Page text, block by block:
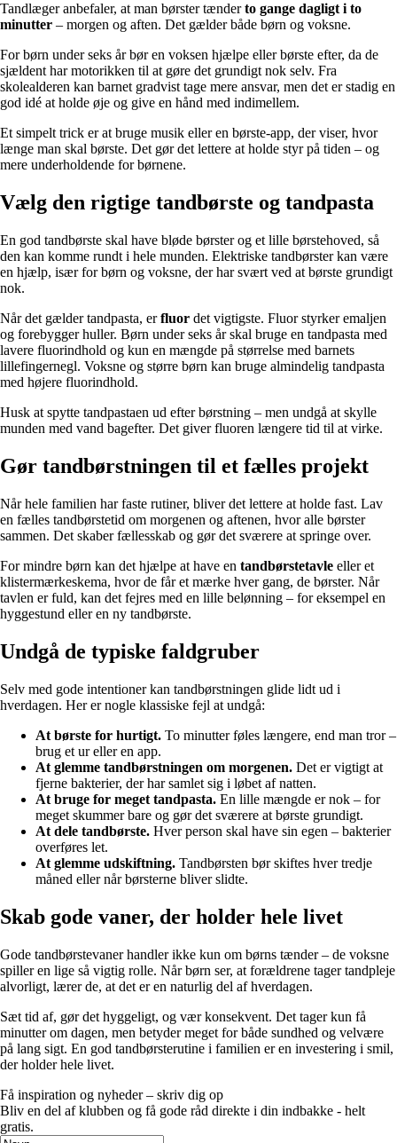
Tandlæger anbefaler, at man børster tænderto gange dagligt i to
minutter – morgen og aften. Det gælder både børn og voksne.
For børn under seks år bør en voksen hjælpe eller børste efter, da de
sjældent har motorikken til at gøre det grundigt nok selv. Fra
skolealderen kan barnet gradvist tage mere ansvar, men det er stadig en
god idé at holde øje og give en hånd med indimellem.
Et simpelt trick er at bruge musik eller en børste-app, der viser, hvor
længe man skal børste. Det gør det lettere at holde styr på tiden – og
mere underholdende for børnene.
Vælg den rigtige tandbørste og tandpasta
En god tandbørste skal have bløde børster og et lille børstehoved, så
den kan komme rundt i hele munden. Elektriske tandbørster kan være
en hjælp, især for børn og voksne, der har svært ved at børste grundigt
nok.
Når det gælder tandpasta, erfluor det vigtigste. Fluor styrker emaljen
og forebygger huller. Børn under seks år skal bruge en tandpasta med
lavere fluorindhold og kun en mængde på størrelse med barnets
lillefingernegl. Voksne og større børn kan bruge almindelig tandpasta
med højere fluorindhold.
Husk at spytte tandpastaen ud efter børstning – men undgå at skylle
munden med vand bagefter. Det giver fluoren længere tid til at virke.
Gør tandbørstningen til et fælles projekt
Når hele familien har faste rutiner, bliver det lettere at holde fast. Lav
en fælles tandbørstetid om morgenen og aftenen, hvor alle børster
sammen. Det skaber fællesskab og gør det sværere at springe over.
For mindre børn kan det hjælpe at have en tandbørstetavle eller et
klistermærkeskema, hvor de får et mærke hver gang, de børster. Når
tavlen er fuld, kan det fejres med en lille belønning – for eksempel en
hyggestund eller en ny tandbørste.
Undgå de typiske faldgruber
Selv med gode intentioner kan tandbørstningen glide lidt ud i
hverdagen. Her er nogle klassiske fejl at undgå:
At børste for hurtigt. To minutter føles længere, end man tror –
brug et ur eller en app.
At glemme tandbørstningen om morgenen. Det er vigtigt at
fjerne bakterier, der har samlet sig i løbet af natten.
At bruge for meget tandpasta. En lille mængde er nok – for
meget skummer bare og gør det sværere at børste grundigt.
At dele tandbørste. Hver person skal have sin egen – bakterier
overføres let.
At glemme udskiftning. Tandbørsten bør skiftes hver tredje
måned eller når børsterne bliver slidte.
Skab gode vaner, der holder hele livet
Gode tandbørstevaner handler ikke kun om børns tænder – de voksne
spiller en lige så vigtig rolle. Når børn ser, at forældrene tager tandpleje
alvorligt, lærer de, at det er en naturlig del af hverdagen.
Sæt tid af, gør det hyggeligt, og vær konsekvent. Det tager kun få
minutter om dagen, men betyder meget for både sundhed og velvære
på lang sigt. En god tandbørsterutine i familien er en investering i smil,
der holder hele livet.
Få inspiration og nyheder – skriv dig op
Bliv en del af klubben og få gode råd direkte i din indbakke - helt
gratis.